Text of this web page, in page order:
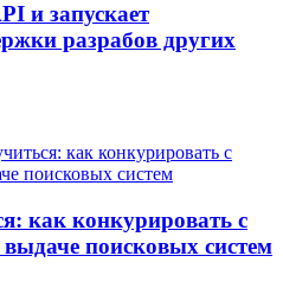
и запускает
разрабов других
как конкурировать с
поисковых систем